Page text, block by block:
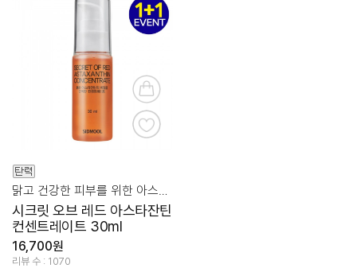
시크릿 오브 레드 아스타잔틴
컨센트레이트 30ml
16,700원
리뷰 수 : 1070